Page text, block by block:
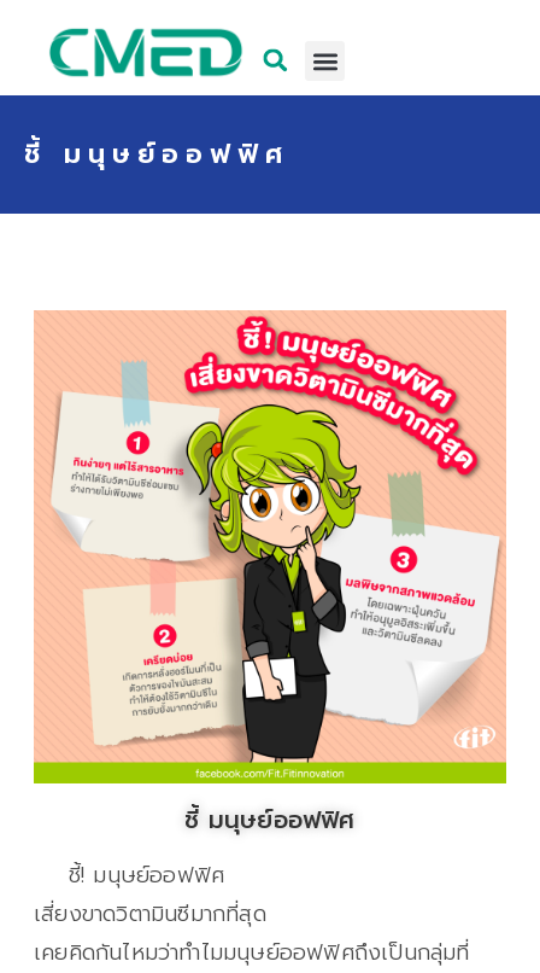
ชี้ มนุษย์ออฟฟิศ
ชี้ มนุษย์ออฟฟิศ
ชี้! มนุษย์ออฟฟิศ
เสี่ยงขาดวิตามินซีมากที่สุด
เคยคิดกันไหมว่าทำไมมนุษย์ออฟฟิศถึงเป็นกลุ่มที่